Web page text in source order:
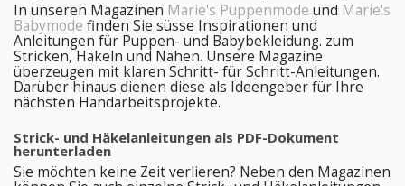
In unseren Magazinen Marie's Puppenmode und Marie's
Babymode finden Sie süsse Inspirationen und
Anleitungen für Puppen- und Babybekleidung. zum
Stricken, Häkeln und Nähen. Unsere Magazine
überzeugen mit klaren Schritt- für Schritt-Anleitungen.
Darüber hinaus dienen diese als Ideengeber für Ihre
nächsten Handarbeitsprojekte.
Strick- und Häkelanleitungen als PDF-Dokument
herunterladen
Sie möchten keine Zeit verlieren? Neben den Magazinen